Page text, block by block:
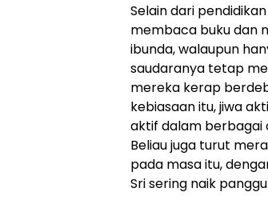
Selain dari
membaca buku dan
ibunda, walaupun
saudaranya tetap
mereka kerap
kebiasaan itu, jiwa
aktif dalam berbagai
Beliau juga turut
pada masa itu,
Sri sering naik